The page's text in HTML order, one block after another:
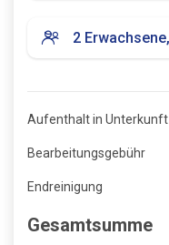
Aufenthalt in Unterkunft
Bearbeitungsgebühr
Endreinigung
Gesamtsumme